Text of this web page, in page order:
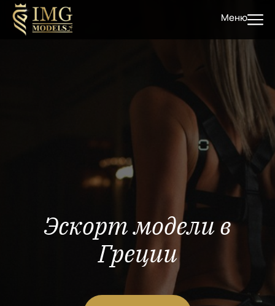
Меню
Эскорт модели в
Греции